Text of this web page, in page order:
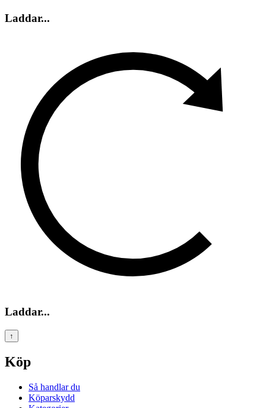
Laddar...
Laddar...
↑
Köp
Så handlar du
Köparskydd